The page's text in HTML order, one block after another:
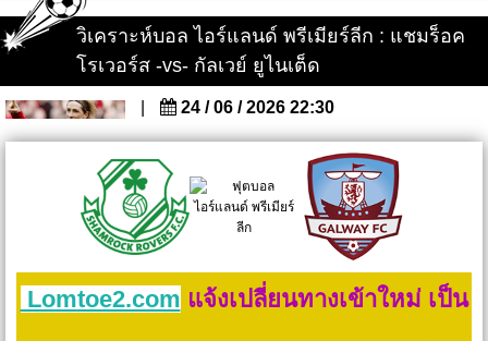
วิเคราะห์บอล ไอร์แลนด์ พรีเมียร์ลีก : แชมร็อค
โรเวอร์ส -vs- กัลเวย์ ยูไนเต็ด
24 / 06 / 2026 22:30
Lomtoe2.com แจ้งเปลี่ยนทางเข้าใหม่ เป็น